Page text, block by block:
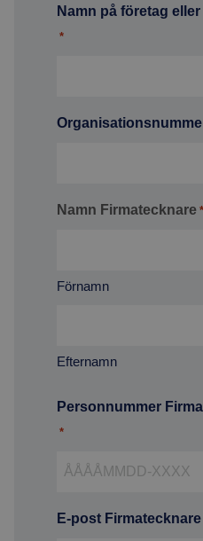
Namn på företag
*
Namn Firmatecknare *
Förnamn
Efternamn
Personnummer
*
E-post Firmatecknare